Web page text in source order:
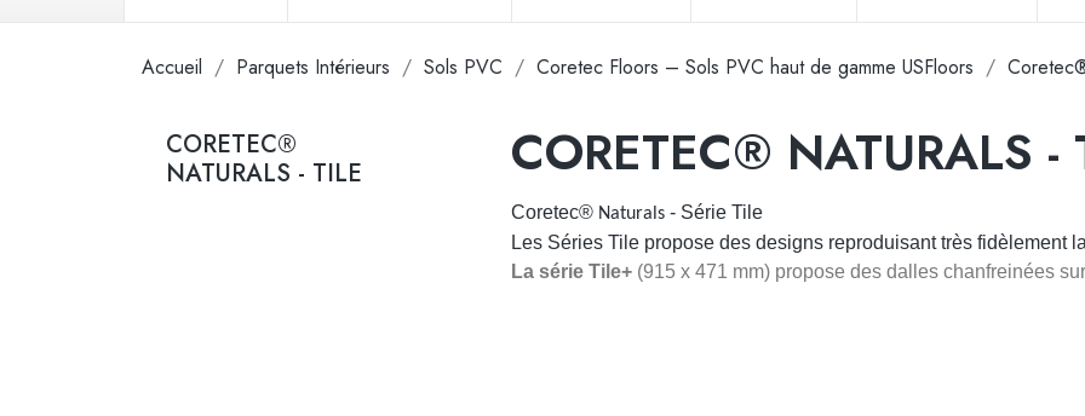
Accueil Parquets Intérieurs Sols PVC Coretec Floors – Sols PVC haut de gamme USFloors
CORETEC®
NATURALS - TILE
CORETEC® NATURALS -
Coretec® Naturals - Série Tile
Les Séries Tile propose des designs reproduisant très fidèlement
La série Tile+ (915 x 471 mm) propose des dalles chanfreinées